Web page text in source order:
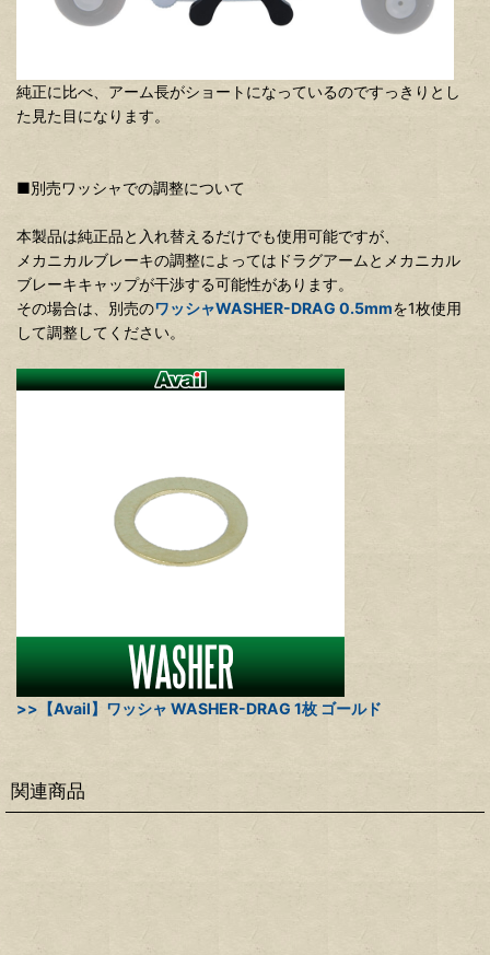
純正に比べ、アーム長がショートになっているのですっきりとし
た見た目になります。
■別売ワッシャでの調整について
本製品は純正品と入れ替えるだけでも使用可能ですが、
メカニカルブレーキの調整によってはドラグアームとメカニカル
ブレーキキャップが干渉する可能性があります。
その場合は、別売のワッシャWASHER-DRAG 0.5mmを1枚使用
して調整してください。
>>【Avail】ワッシャ WASHER-DRAG 1枚 ゴールド
関連商品